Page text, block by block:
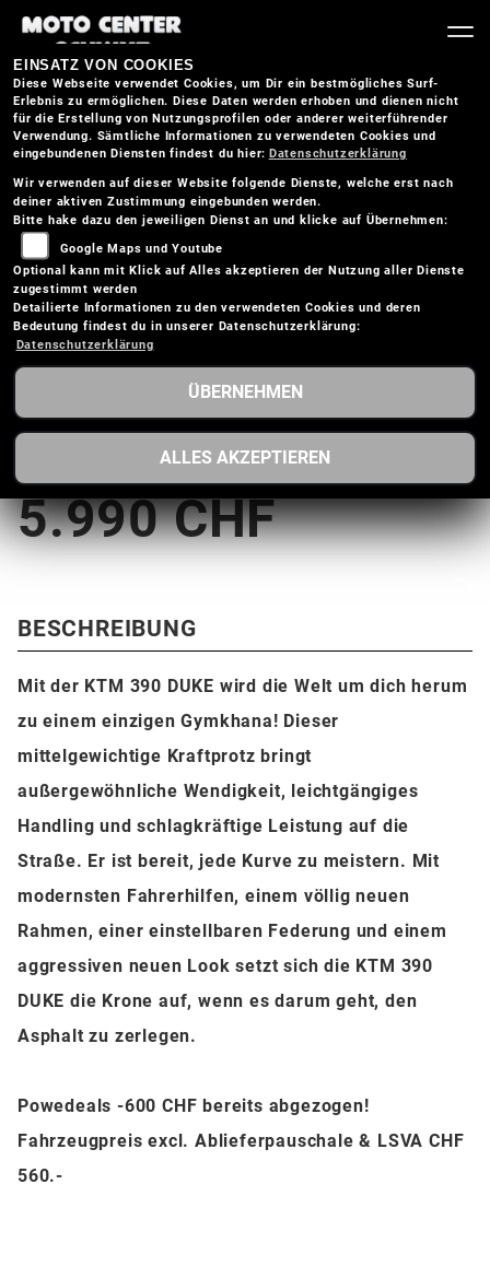
KTM 390 DUKE
5.990 CHF
BESCHREIBUNG
Mit der KTM 390 DUKE wird die Welt um dich herum
zu einem einzigen Gymkhana! Dieser
mittelgewichtige Kraftprotz bringt
außergewöhnliche Wendigkeit, leichtgängiges
Handling und schlagkräftige Leistung auf die
Straße. Er ist bereit, jede Kurve zu meistern. Mit
modernsten Fahrerhilfen, einem völlig neuen
Rahmen, einer einstellbaren Federung und einem
aggressiven neuen Look setzt sich die KTM 390
DUKE die Krone auf, wenn es darum geht, den
Asphalt zu zerlegen.
Powedeals -600 CHF bereits abgezogen!
Fahrzeugpreis excl. Ablieferpauschale & LSVA CHF
560.-
EINSATZ VON COOKIES
Diese Webseite verwendet Cookies, um Dir ein bestmögliches Surf-
Erlebnis zu ermöglichen. Diese Daten werden erhoben und dienen nicht
für die Erstellung von Nutzungsprofilen oder anderer weiterführender
Verwendung. Sämtliche Informationen zu verwendeten Cookies und
eingebundenen Diensten findest du hier: Datenschutzerklärung
Wir verwenden auf dieser Website folgende Dienste, welche erst nach
deiner aktiven Zustimmung eingebunden werden.
Bitte hake dazu den jeweiligen Dienst an und klicke auf Übernehmen:
Google Maps und Youtube
Optional kann mit Klick auf Alles akzeptieren der Nutzung aller Dienste
zugestimmt werden
Detailierte Informationen zu den verwendeten Cookies und deren
Bedeutung findest du in unserer Datenschutzerklärung:
Datenschutzerklärung
ÜBERNEHMEN
ALLES AKZEPTIEREN